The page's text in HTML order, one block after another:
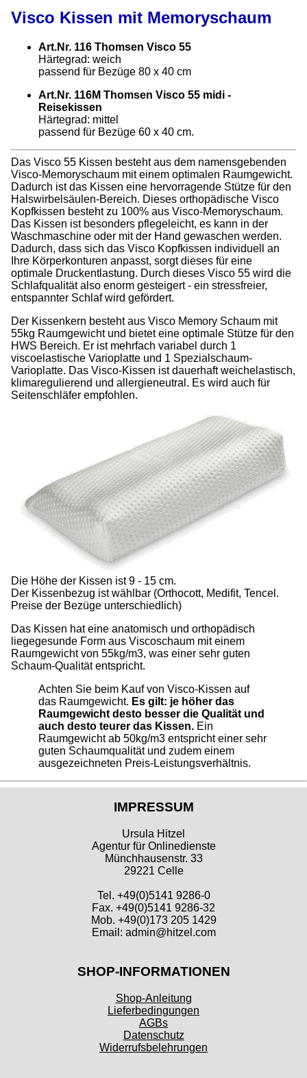
Visco Kissen mit Memoryschaum
Art.Nr. 116 Thomsen Visco 55
Härtegrad: weich
passend für Bezüge 80 x 40 cm
Art.Nr. 116M Thomsen Visco 55 midi -
Reisekissen
Härtegrad: mittel
passend für Bezüge 60 x 40 cm.
Das Visco 55 Kissen besteht aus dem namensgebenden
Visco-Memoryschaum mit einem optimalen Raumgewicht.
Dadurch ist das Kissen eine hervorragende Stütze für den
Halswirbelsäulen-Bereich. Dieses orthopädische Visco
Kopfkissen besteht zu 100% aus Visco-Memoryschaum.
Das Kissen ist besonders pflegeleicht, es kann in der
Waschmaschine oder mit der Hand gewaschen werden.
Dadurch, dass sich das Visco Kopfkissen individuell an
Ihre Körperkonturen anpasst, sorgt dieses für eine
optimale Druckentlastung. Durch dieses Visco 55 wird die
Schlafqualität also enorm gesteigert - ein stressfreier,
entspannter Schlaf wird gefördert.
Der Kissenkern besteht aus Visco Memory Schaum mit
55kg Raumgewicht und bietet eine optimale Stütze für den
HWS Bereich. Er ist mehrfach variabel durch 1
viscoelastische Varioplatte und 1 Spezialschaum-
Varioplatte. Das Visco-Kissen ist dauerhaft weichelastisch,
klimaregulierend und allergieneutral. Es wird auch für
Seitenschläfer empfohlen.
Die Höhe der Kissen ist 9 - 15 cm.
Der Kissenbezug ist wählbar (Orthocott, Medifit, Tencel.
Preise der Bezüge unterschiedlich)
Das Kissen hat eine anatomisch und orthopädisch
liegegesunde Form aus Viscoschaum mit einem
Raumgewicht von 55kg/m3, was einer sehr guten
Schaum-Qualität entspricht.
Achten Sie beim Kauf von Visco-Kissen auf
das Raumgewicht. Es gilt: je höher das
Raumgewicht desto besser die Qualität und
auch desto teurer das Kissen. Ein
Raumgewicht ab 50kg/m3 entspricht einer sehr
guten Schaumqualität und zudem einem
ausgezeichneten Preis-Leistungsverhältnis.
IMPRESSUM
Ursula Hitzel
Agentur für Onlinedienste
Münchhausenstr. 33
29221 Celle
Tel. +49(0)5141 9286-0
Fax. +49(0)5141 9286-32
Mob. +49(0)173 205 1429
Email: admin@hitzel.com
SHOP-INFORMATIONEN
Shop-Anleitung
Lieferbedingungen
AGBs
Datenschutz
Widerrufsbelehrungen